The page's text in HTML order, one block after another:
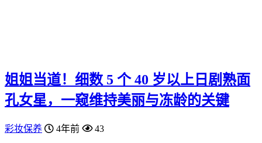
姐姐当道！细数 5 个 40 岁以上日剧熟面
孔女星，一窥维持美丽与冻龄的关键
彩妆保养 4年前 43